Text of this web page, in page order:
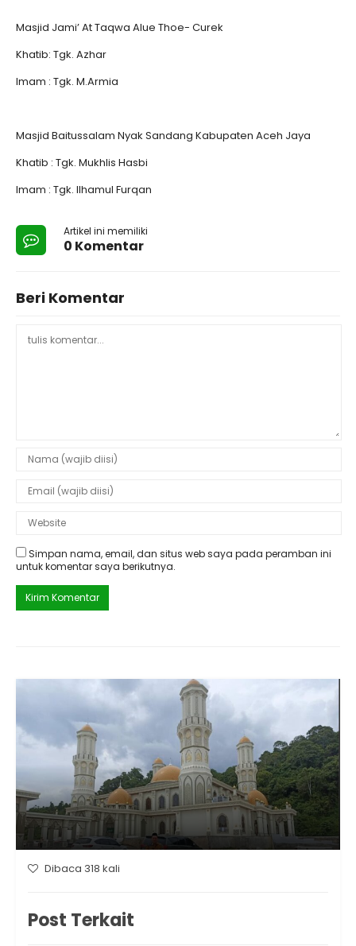
Masjid Jami’ At Taqwa Alue Thoe- Curek
Khatib: Tgk. Azhar
Imam : Tgk. M.Armia
Masjid Baitussalam Nyak Sandang Kabupaten Aceh Jaya
Khatib : Tgk. Mukhlis Hasbi
Imam : Tgk. Ilhamul Furqan
Artikel ini memiliki
0 Komentar
Beri Komentar
Simpan nama, email, dan situs web saya pada peramban ini
untuk komentar saya berikutnya.
Dibaca 318 kali
Post Terkait